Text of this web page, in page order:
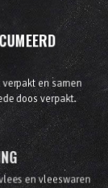
en samen
doos verpakt.
en vleeswaren